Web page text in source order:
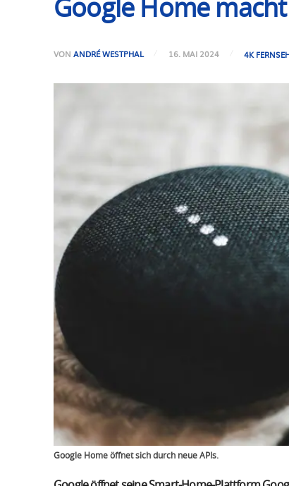
Google Home
VON ANDRÉ WESTPHAL 16. MAI 2024 4K
Google Home öffnet sich durch neue APIs.